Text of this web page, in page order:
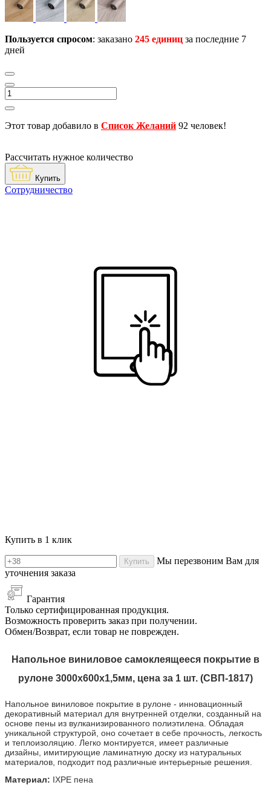
Пользуется спросом: заказано 245 единиц за последние 7
дней
Этот товар добавило в Список Желаний 92 человек!
Рассчитать нужное количество
Купить
Сотрудничество
Купить в 1 клик
Купить
Мы перезвоним Вам для
уточнения заказа
Гарантия
Только сертифицированная продукция.
Возможность проверить заказ при получении.
Обмен/Возврат, если товар не поврежден.
Напольное виниловое самоклеящееся покрытие в
рулоне 3000х600х1,5мм, цена за 1 шт. (СВП-1817)
Напольное виниловое покрытие в рулоне - инновационный
декоративный материал для внутренней отделки, созданный на
основе пены из вулканизированного полиэтилена. Обладая
уникальной структурой, оно сочетает в себе прочность, легкость
и теплоизоляцию. Легко монтируется, имеет различные
дизайны, имитирующие ламинатную доску из натуральных
материалов, подходит под различные интерьерные решения.
Материал: IXPE пена